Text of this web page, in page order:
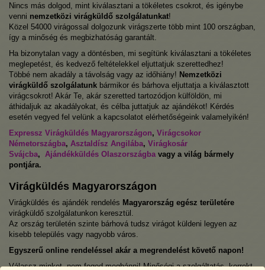
Nincs más dolgod, mint kiválasztani a tökéletes csokrot, és igénybe
venni nemzetközi virágküldő szolgálatunkat!
Közel 54000 virágossal dolgozunk virágszerte több mint 100 országban,
így a minőség és megbizhatóság garantált.
Ha bizonytalan vagy a döntésben, mi segítünk kiválasztani a tökéletes
meglepetést, és kedvező feltételekkel eljuttatjuk szerettedhez!
Többé nem akadály a távolság vagy az időhiány! Nemzetközi
virágküldő szolgálatunk bármikor és bárhova eljuttatja a kiválasztott
virágcsokrot! Akár Te, akár szeretted tartozódjon külföldön, mi
áthidaljuk az akadályokat, és célba juttatjuk az ajándékot! Kérdés
esetén vegyed fel velünk a kapcsolatot elérhetőségeink valamelyikén!
Expressz Virágküldés Magyarországon, Virágcsokor
Németországba, Asztaldísz Angilába, Virágkosár
Svájcba, Ajándékküldés Olaszországba vagy a világ bármely
pontjára.
Virágküldés Magyarországon
Virágküldés és ajándék rendelés Magyarország egész területére
virágküldő szolgálatunkon keresztül.
Az ország területén szinte bárhová tudsz virágot küldeni legyen az
kisebb település vagy nagyobb város.
Egyszerű online rendeléssel akár a megrendelést követő napon!
Válassz minket, nem fogod megbánni! Minőségi a szolgáltatás, korrekt